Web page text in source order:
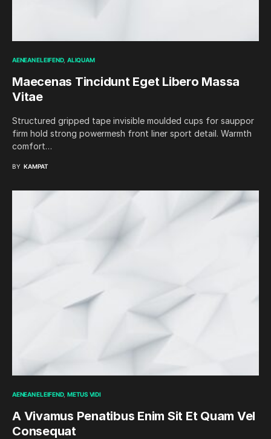
AENEAN ELEIFEND ALIQUAM
Maecenas Tincidunt Eget Libero Massa
Vitae
Structured gripped tape invisible moulded cups for sauppor
firm hold strong powermesh front liner sport detail. Warmth
comfort…
BY KAMPAT
AENEAN ELEIFEND METUS VIDI
A Vivamus Penatibus Enim Sit Et Quam Vel
Consequat